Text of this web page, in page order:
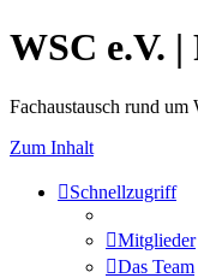
WSC e.V.
Fachaustausch rund
Zum Inhalt
Schnellzugriff
Mitglieder
Das Team